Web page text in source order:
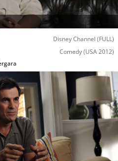
Disney Channel (FULL)
Comedy(USA 2012)